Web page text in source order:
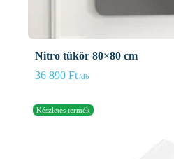
Nitro tükör 80×80 cm
36 890 Ft